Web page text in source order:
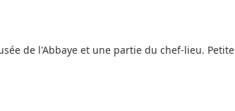
de l'Abbaye et une partie du chef-lieu. Petite